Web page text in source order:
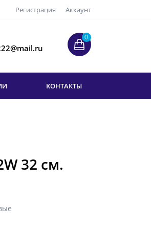
Регистрация Аккаунт
0
КОНТАКТЫ
32 см.